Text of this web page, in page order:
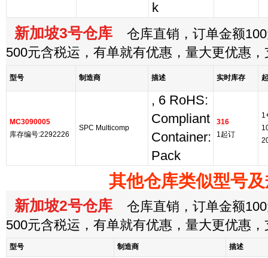
k
新加坡3号仓库 仓库直销，订单金额
500元含税运，有单就有优惠，量大更优惠
型号 制造商 描述 实时库存
MC3090005
库存编号:2292226
SPC Multicomp
, 6 RoHS:
Compliant
Container:
Pack
316
1起订
其他仓库类似型号
新加坡2号仓库 仓库直销，订单金额
500元含税运，有单就有优惠，量大更优惠
型号 制造商
描述